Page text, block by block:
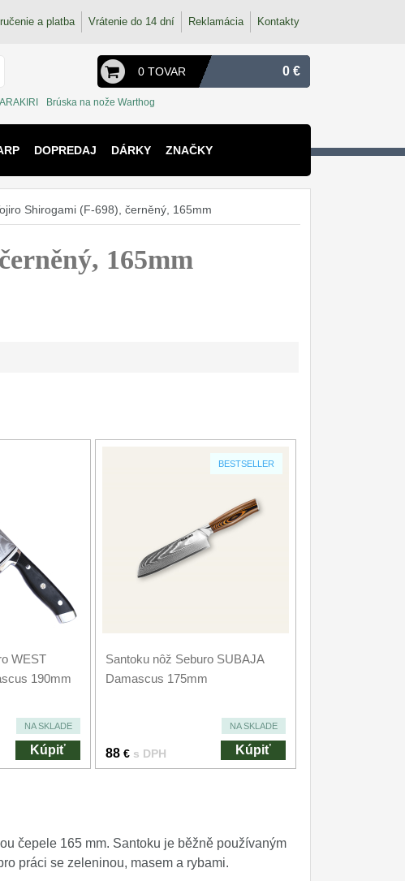
a platba Vrátenie do 14 dní Reklamácia Kontakty
0 TOVAR 0 €
Brúska na nože Warthog
DOPREDAJ DÁRKY ZNAČKY
Shirogami (F-698), černěný, 165mm
165mm
WEST
190mm
NA SKLADE
Kúpiť
BESTSELLER
Santoku nôž Seburo SUBAJA
Damascus 175mm
NA SKLADE
88 € s DPH Kúpiť
čepele 165 mm. Santoku je běžně používaným
práci se zeleninou, masem a rybami.